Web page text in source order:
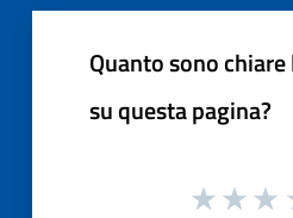
Quanto sono
su questa pagina?